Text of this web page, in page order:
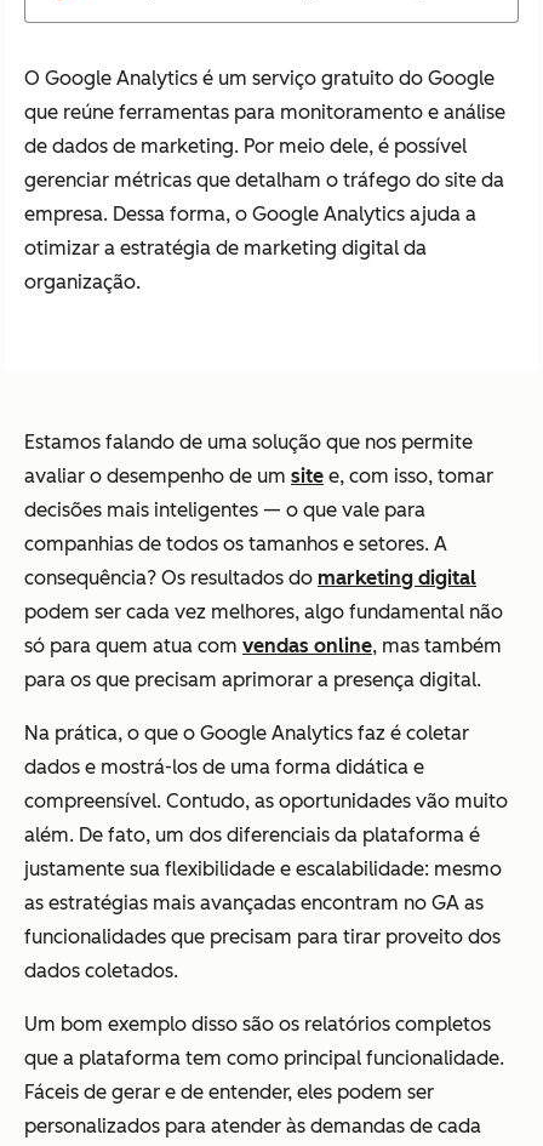
O Google Analytics é um serviço gratuito do Google
que reúne ferramentas para monitoramento e análise
de dados de marketing. Por meio dele, é possível
gerenciar métricas que detalham o tráfego do site da
empresa. Dessa forma, o Google Analytics ajuda a
otimizar a estratégia de marketing digital da
organização.
Estamos falando de uma solução que nos permite
avaliar o desempenho de um site e, com isso, tomar
decisões mais inteligentes — o que vale para
companhias de todos os tamanhos e setores. A
consequência? Os resultados do marketing digital
podem ser cada vez melhores, algo fundamental não
só para quem atua com vendas online, mas também
para os que precisam aprimorar a presença digital.
Na prática, o que o Google Analytics faz é coletar
dados e mostrá-los de uma forma didática e
compreensível. Contudo, as oportunidades vão muito
além. De fato, um dos diferenciais da plataforma é
justamente sua flexibilidade e escalabilidade: mesmo
as estratégias mais avançadas encontram no GA as
funcionalidades que precisam para tirar proveito dos
dados coletados.
Um bom exemplo disso são os relatórios completos
que a plataforma tem como principal funcionalidade.
Fáceis de gerar e de entender, eles podem ser
personalizados para atender às demandas de cada